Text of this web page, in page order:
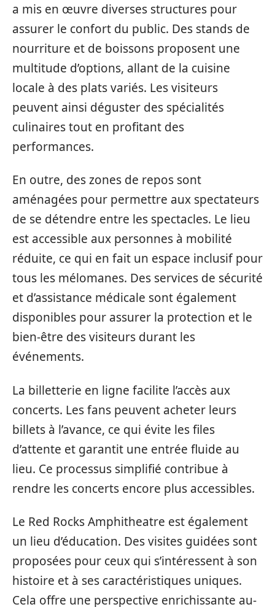
a mis en œuvre diverses structures pour
assurer le confort du public. Des stands de
nourriture et de boissons proposent une
multitude d’options, allant de la cuisine
locale à des plats variés. Les visiteurs
peuvent ainsi déguster des spécialités
culinaires tout en profitant des
performances.
En outre, des zones de repos sont
aménagées pour permettre aux spectateurs
de se détendre entre les spectacles. Le lieu
est accessible aux personnes à mobilité
réduite, ce qui en fait un espace inclusif pour
tous les mélomanes. Des services de sécurité
et d’assistance médicale sont également
disponibles pour assurer la protection et le
bien-être des visiteurs durant les
événements.
La billetterie en ligne facilite l’accès aux
concerts. Les fans peuvent acheter leurs
billets à l’avance, ce qui évite les files
d’attente et garantit une entrée fluide au
lieu. Ce processus simplifié contribue à
rendre les concerts encore plus accessibles.
Le Red Rocks Amphitheatre est également
un lieu d’éducation. Des visites guidées sont
proposées pour ceux qui s’intéressent à son
histoire et à ses caractéristiques uniques.
Cela offre une perspective enrichissante au-